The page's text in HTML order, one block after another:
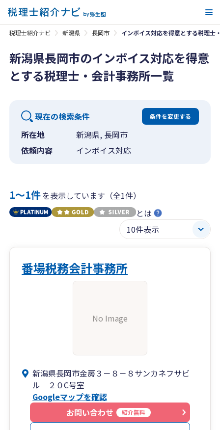
税理士紹介ナビ 新潟県 長岡市 インボイス対応を得意とする税理士
新潟県長岡市のインボイス対応を得意
とする税理士・会計事務所一覧
現在の検索条件 条件を変更する
所在地
新潟県, 長岡市
依頼内容
インボイス対応
1〜1件を表示しています（全1件）
とは
番場税務会計事務所
No Image
新潟県長岡市金房３－８－８サンカネフサビ
ル ２０C号室
Googleマップを確認
お問い合わせ
紹介無料